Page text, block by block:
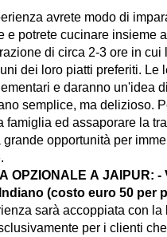
avrete modo di
e potrete cucinare insieme
di circa 2-3 ore in cui
dei loro piatti preferiti. Le
e daranno un'idea
semplice, ma delizioso.
famiglia ed assaporare la
grande opportunità per
OPZIONALE A JAIPUR: -
(costo euro 50 per
sarà accoppiata con la
per i clienti